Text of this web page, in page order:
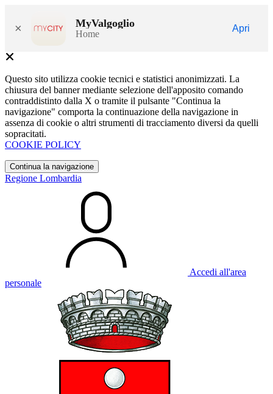
× MyValgoglio
Home
Apri
Questo sito utilizza cookie tecnici e statistici anonimizzati. La
chiusura del banner mediante selezione dell'apposito comando
contraddistinto dalla X o tramite il pulsante "Continua la
navigazione" comporta la continuazione della navigazione in
assenza di cookie o altri strumenti di tracciamento diversi da quelli
sopracitati.
COOKIE POLICY
Continua la navigazione
Regione Lombardia
Accedi all'area
personale